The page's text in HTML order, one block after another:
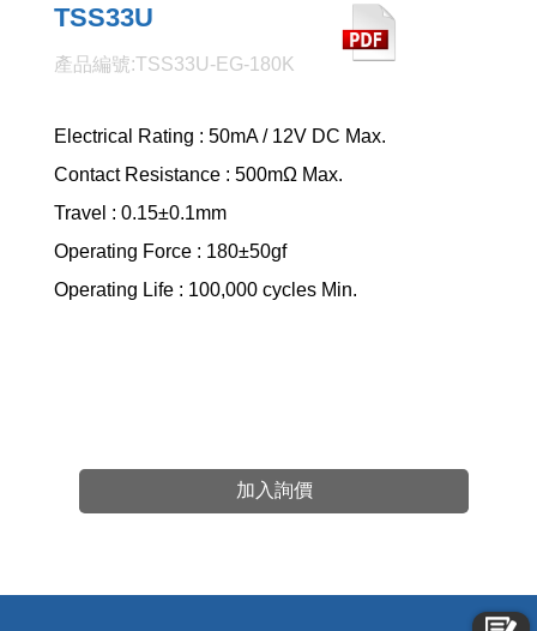
TSS33U
產品編號:TSS33U-EG-180K
Electrical Rating : 50mA / 12V DC Max.
Contact Resistance : 500mΩ Max.
Travel : 0.15±0.1mm
Operating Force : 180±50gf
Operating Life : 100,000 cycles Min.
加入詢價